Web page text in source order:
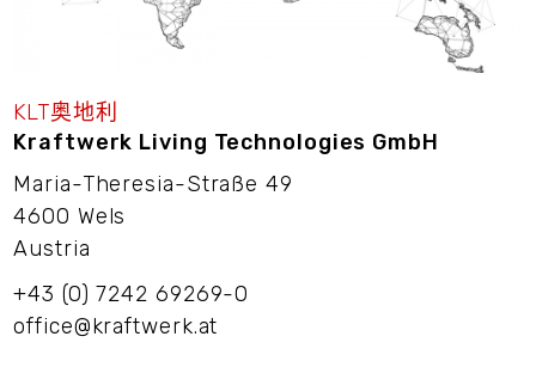
KLT奥地利
Kraftwerk Living Technologies GmbH
Maria-Theresia-Straße 49
4600 Wels
Austria
+43 (0) 7242 69269-0
office@kraftwerk.at